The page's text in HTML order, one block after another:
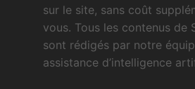
sur le site, sans coût
vous. Tous les contenus de
sont rédigés par notre
assistance d’intelligence